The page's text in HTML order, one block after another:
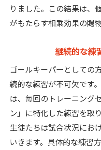
りました。この結果は、
がもたらす相乗効果の賜物
継続的な練
ゴールキーパーとしての
続的な練習が不可欠です。
は、毎回のトレーニング
ン」に特化した練習を取
生徒たちは試合状況にお
いきます。具体的な練習